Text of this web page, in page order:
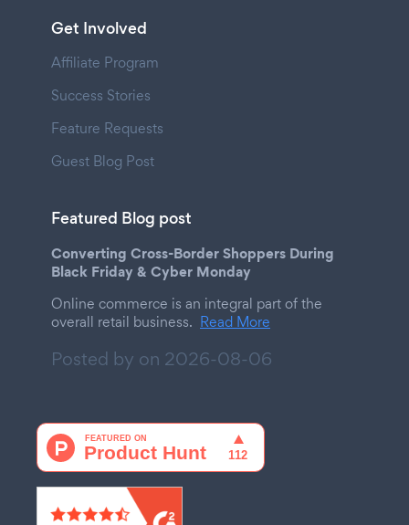
Get Involved
Affiliate Program
Success Stories
Feature Requests
Guest Blog Post
Featured Blog post
Converting Cross-Border Shoppers During
Black Friday & Cyber Monday
Online commerce is an integral part of the
overall retail business. Read More
Posted by on 2026-08-06